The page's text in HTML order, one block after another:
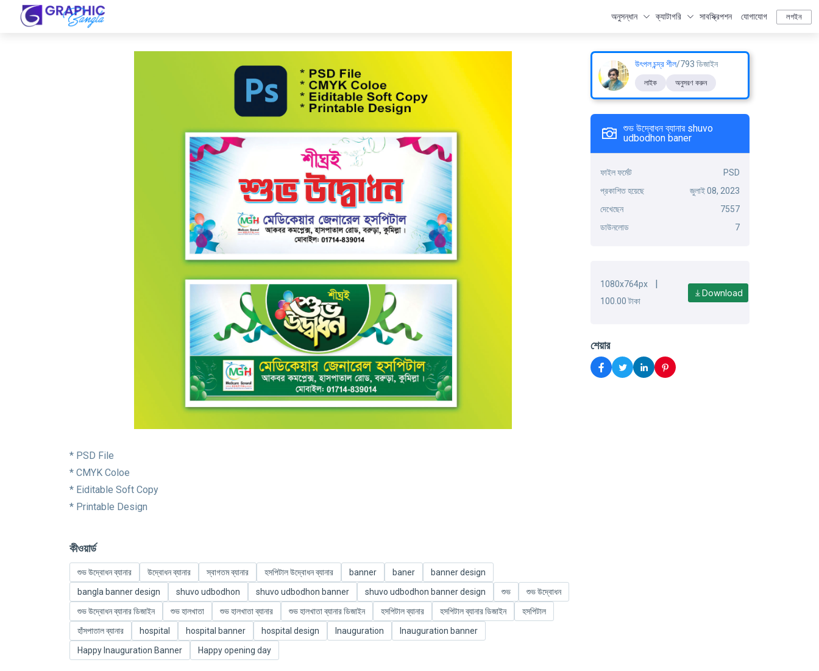
অনুসন্ধান ক্যাটাগরি সাবস্ক্রিপশন যোগাযোগ লগইন
* PSD File
* CMYK Coloe
* Eiditable Soft Copy
* Printable Design
কীওয়ার্ড
শুভ উদ্বোধন ব্যানার উদ্বোধন ব্যানার স্বাগতম ব্যানার হসপিটাল উদ্বোধন ব্যানার banner baner
banner design
bangla banner design
shuvo udbodhon shuvo udbodhon banner shuvo udbodhon banner design শুভ
শুভ উদ্বোধন
শুভ উদ্বোধন ব্যানার ডিজাইন
শুভ হালখাতা শুভ হালখাতা ব্যানার শুভ হালখাতা ব্যানার ডিজাইন হসপিটাল ব্যানার হসপিটাল ব্যানার ডিজাইন
হসপিটাল
হাঁসপাতাল ব্যানার
hospital hospital banner hospital design Inauguration
Inauguration banner
Happy Inauguration Banner
Happy opening day
উৎপল চন্দ্র শীল/793 ডিজাইন
লাইক অনুসরণ করুন
শুভ উদ্বোধন ব্যানার shuvo
udbodhon baner
ফাইল ফর্মেট
PSD
প্রকাশিত হয়েছে
জুলাই 08, 2023
দেখেছেন
7557
ডাউনলোড
7
1080x764px |
100.00 টাকা
Download
শেয়ার